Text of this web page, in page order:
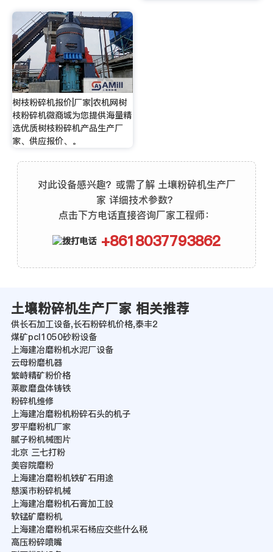
树枝粉碎机报价|厂家|农机网树
枝粉碎机微商城为您提供海量精
选优质树枝粉碎机产品生产厂
家、供应报价、。
对此设备感兴趣？或需了解 土壤粉碎机生产厂
家 详细技术参数？
点击下方电话直接咨询厂家工程师：
+8618037793862
土壤粉碎机生产厂家 相关推荐
供长石加工设备,长石粉碎机价格,泰丰2
煤矿pcl1050砂粉设备
上海建冶磨粉机水泥厂设备
云母粉磨机器
繁峙精矿粉价格
莱歇磨盘体铸铁
粉碎机维修
上海建冶磨粉机粉碎石头的机子
罗平磨粉机厂家
腻子粉机械图片
北京 三七打粉
美容院磨粉
上海建冶磨粉机铁矿石用途
慈溪市粉碎机械
上海建冶磨粉机石膏加工設
软锰矿磨粉机
上海建冶磨粉机采石杨应交些什么税
高压粉碎喷嘴